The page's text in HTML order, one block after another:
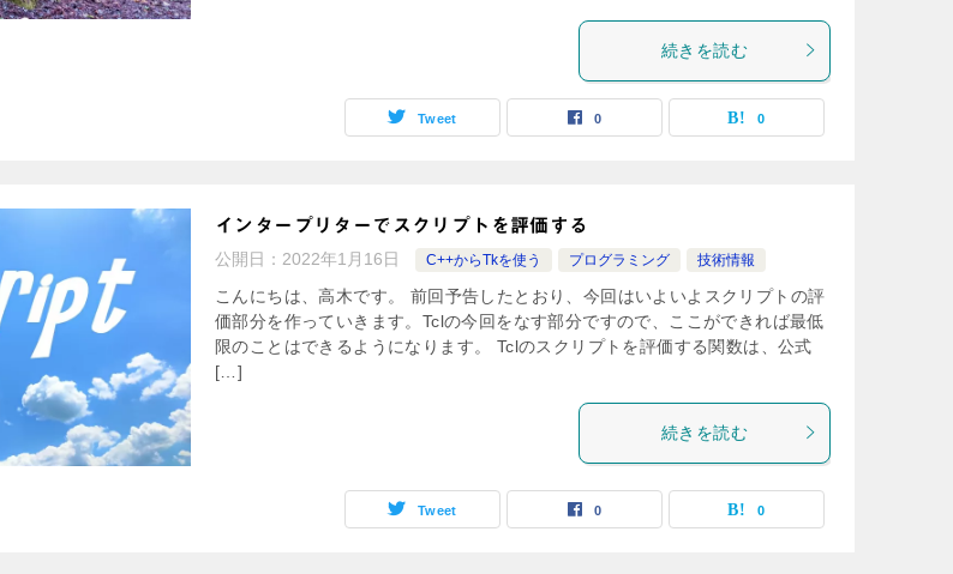
続きを読む
Tweet 0 0
インタープリターでスクリプトを評価する
公開日： 2022年1月16日 C++からTkを使う プログラミング 技術情報
こんにちは、高木です。 前回予告したとおり、今回はいよいよスクリプトの評
価部分を作っていきます。Tclの今回をなす部分ですので、ここができれば最低
限のことはできるようになります。 Tclのスクリプトを評価する関数は、公式
[…]
続きを読む
Tweet 0 0